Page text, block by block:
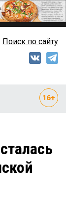
выпуск
Поиск по сайту